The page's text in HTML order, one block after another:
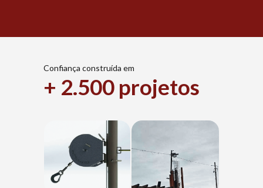
Confiança construída em
+ 2.500 projetos